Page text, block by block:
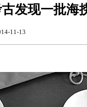
发现一批海
11-13